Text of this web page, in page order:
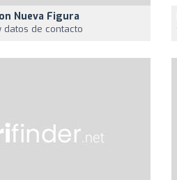
Nueva Figura
datos de contacto